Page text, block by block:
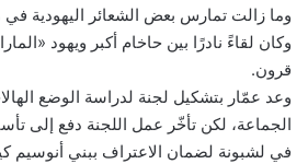
وما زالت تمارس بعض الشعائر اليهودية
وكان لقاءً نادرًا بين حاخام أكبر ويهود
قرون.
وعد عمّار بتشكيل لجنة لدراسة الوضع
الجماعة، لكن تأخّر عمل اللجنة دفع إلى
في لشبونة لضمان الاعتراف ببني أنوسيم